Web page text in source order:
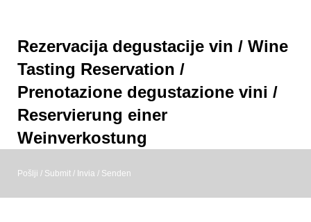
Rezervacija degustacije vin / Wine
Tasting Reservation /
Prenotazione degustazione vini /
Reservierung einer
Weinverkostung
Pošlji / Submit / Invia / Senden